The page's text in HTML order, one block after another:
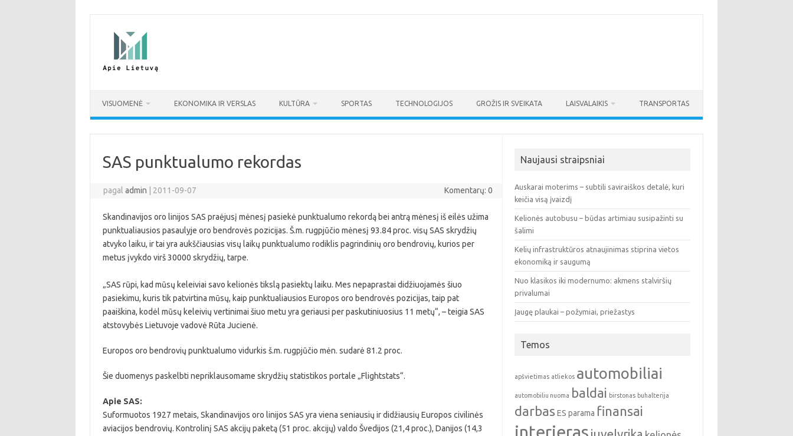
VISUOMENĖ EKONOMIKA IR VERSLAS KULTŪRA SPORTAS TECHNOLOGIJOS GROŽIS IR SVEIKATA LAISVALAIKIS TRANSPORTAS
SAS punktualumo rekordas
pagaladmin 2011-09-07 Komentarų: 0
Skandinavijos oro linijos SAS praėjusį mėnesį pasiekė punktualumo rekordą bei antrą mėnesį iš eilės užima
punktualiausios pasaulyje oro bendrovės pozicijas. Š.m. rugpjūčio mėnesį 93.84 proc. visų SAS skrydžių
atvyko laiku, ir tai yra aukščiausias visų laikų punktualumo rodiklis pagrindinių oro bendrovių, kurios per
metus įvykdo virš 30000 skrydžių, tarpe.
„SAS rūpi, kad mūsų keleiviai savo kelionės tikslą pasiektų laiku. Mes nepaprastai didžiuojamės šiuo
pasiekimu, kuris tik patvirtina mūsų, kaip punktualiausios Europos oro bendrovės pozicijas, taip pat
paaiškina, kodėl mūsų keleivių vertinimai šiuo metu yra geriausi per paskutiniuosius 11 metų“, – teigia SAS
atstovybės Lietuvoje vadovė Rūta Jucienė.
Europos oro bendrovių punktualumo vidurkis š.m. rugpjūčio mėn. sudarė 81.2 proc.
Šie duomenys paskelbti nepriklausomame skrydžių statistikos portale „Flightstats“.
Apie SAS:
Suformuotos 1927 metais, Skandinavijos oro linijos SAS yra viena seniausių ir didžiausių Europos civilinės
aviacijos bendrovių. Kontrolinį SAS akcijų paketą (51 proc. akcijų) valdo Švedijos (21,4 proc.), Danijos (14,3
Naujausi straipsniai
Auskarai moterims – subtili saviraiškos detalė, kuri
keičia visą įvaizdį
Kelionės autobusu – būdas artimiau susipažinti su
šalimi
Kelių infrastruktūros atnaujinimas stiprina vietos
ekonomiką ir saugumą
Nuo klasikos iki modernumo: akmens stalviršių
privalumai
Įaugę plaukai – požymiai, priežastys
Temos
apšvietimas atliekos automobiliai
automobiliu nuoma baldai birstonas buhalterija
darbas ES parama finansai